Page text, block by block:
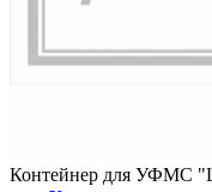
Контейнер для УФМС